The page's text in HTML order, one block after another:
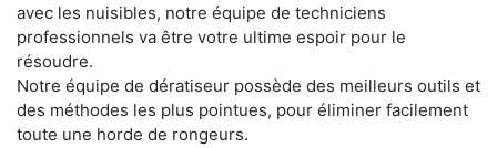
avec les nuisibles, notre équipe de techniciens
professionnels va être votre ultime espoir pour le
résoudre.
Notre équipe de dératiseur possède des meilleurs outils et
des méthodes les plus pointues, pour éliminer facilement
toute une horde de rongeurs.